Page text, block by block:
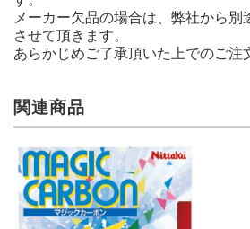
メーカー欠品の場合は、弊社から別
させて頂きます。
あらかじめご了承頂いた上でのご注
関連商品